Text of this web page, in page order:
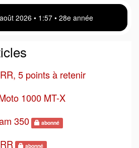
2026 • 1:57 • 28e année
5 points à retenir
1000 MT-X
350
abonné
abonné